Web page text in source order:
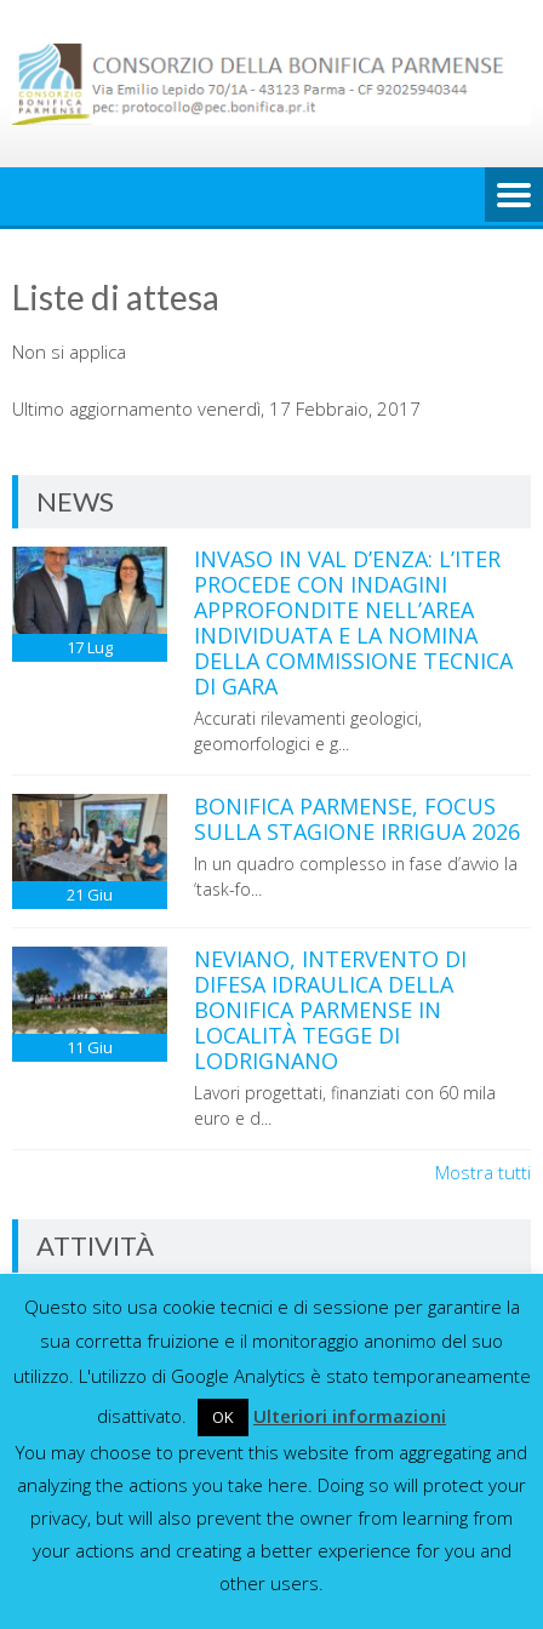
content
Liste di attesa
Non si applica
Ultimo aggiornamento venerdì, 17 Febbraio, 2017
NEWS
17Lug
INVASO IN VAL D’ENZA: L’ITER
PROCEDE CON INDAGINI
APPROFONDITE NELL’AREA
INDIVIDUATA E LA NOMINA
DELLA COMMISSIONE TECNICA
DI GARA
Accurati rilevamenti geologici,
geomorfologici e g...
21 Giu
BONIFICA PARMENSE, FOCUS
SULLA STAGIONE IRRIGUA 2026
In un quadro complesso in fase d’avvio la
‘task-fo...
11 Giu
NEVIANO, INTERVENTO DI
DIFESA IDRAULICA DELLA
BONIFICA PARMENSE IN
LOCALITÀ TEGGE DI
LODRIGNANO
Lavori progettati, finanziati con 60 mila
euro e d...
Mostra tutti
ATTIVITÀ
Dati in tempo reale dalla nostra rete di
sensori
Idrometri e pluviometri
Mostra tutti
Questo sito usa cookie tecnici e di sessione per garantire la
sua corretta fruizione e il monitoraggio anonimo del suo
utilizzo. L'utilizzo di Google Analytics è stato temporaneamente
disattivato.
OK
Ulteriori informazioni
You may choose to prevent this website from aggregating and
analyzing the actions you take here. Doing so will protect your
privacy, but will also prevent the owner from learning from
your actions and creating a better experience for you and
other users.